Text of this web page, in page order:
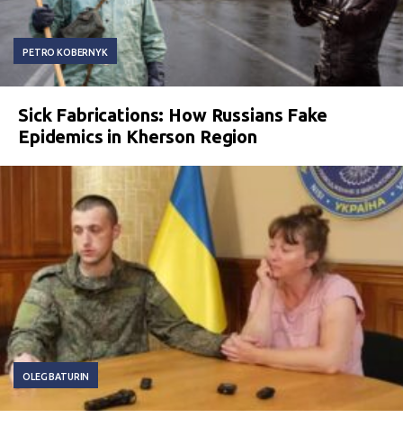
PETRO KOBERNYK
Sick Fabrications: How Russians Fake
Epidemics in Kherson Region
OLEG BATURIN